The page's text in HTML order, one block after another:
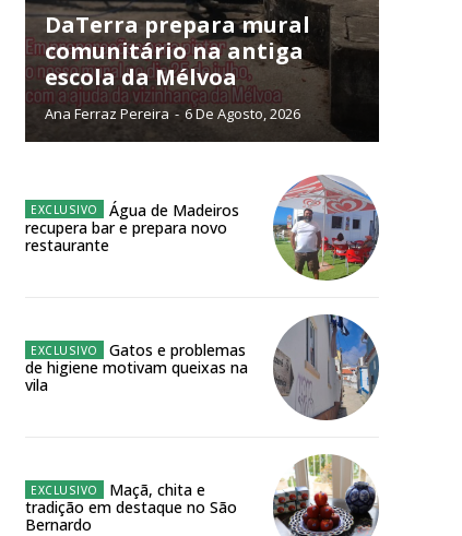
para
DaTerra prepara mural
comunitário na antiga
escola da Mélvoa
Ana Ferraz Pereira - 6 De Agosto, 2026
Água de Madeiros
recupera bar e prepara novo
restaurante
Gatos e problemas
de higiene motivam queixas na
vila
Maçã, chita e
tradição em destaque no São
Bernardo